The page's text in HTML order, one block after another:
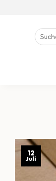
Suchen
nach:
12
Juli